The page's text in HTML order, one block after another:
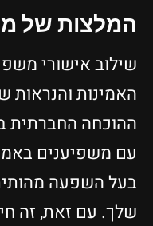
המלצות של
שילוב אישורי
האמינות והנראות
ההוכחה החברתית
עם משפיענים
בעל השפעה
שלך. עם זאת, זה